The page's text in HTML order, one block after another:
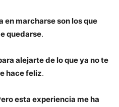
en marcharse son los que
quedarse.
alejarte de lo que ya no te
hace feliz.
esta experiencia me ha